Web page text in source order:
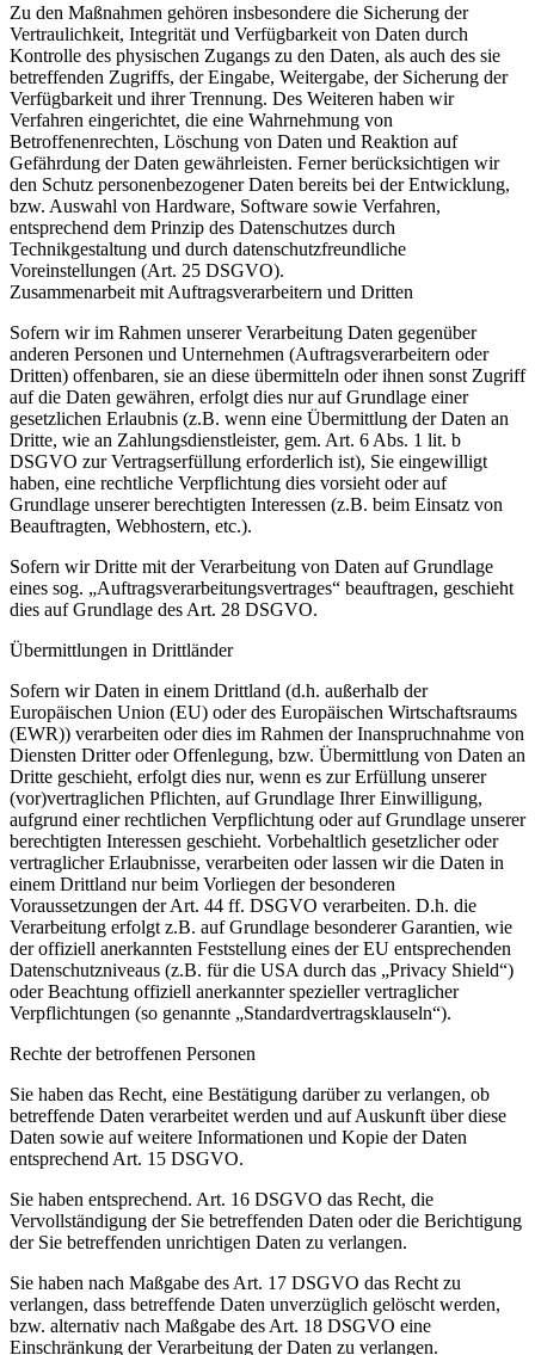
Zu den Maßnahmen gehören insbesondere die Sicherung der
Vertraulichkeit, Integrität und Verfügbarkeit von Daten durch
Kontrolle des physischen Zugangs zu den Daten, als auch des sie
betreffenden Zugriffs, der Eingabe, Weitergabe, der Sicherung der
Verfügbarkeit und ihrer Trennung. Des Weiteren haben wir
Verfahren eingerichtet, die eine Wahrnehmung von
Betroffenenrechten, Löschung von Daten und Reaktion auf
Gefährdung der Daten gewährleisten. Ferner berücksichtigen wir
den Schutz personenbezogener Daten bereits bei der Entwicklung,
bzw. Auswahl von Hardware, Software sowie Verfahren,
entsprechend dem Prinzip des Datenschutzes durch
Technikgestaltung und durch datenschutzfreundliche
Voreinstellungen (Art. 25 DSGVO).
Zusammenarbeit mit Auftragsverarbeitern und Dritten
Sofern wir im Rahmen unserer Verarbeitung Daten gegenüber
anderen Personen und Unternehmen (Auftragsverarbeitern oder
Dritten) offenbaren, sie an diese übermitteln oder ihnen sonst Zugriff
auf die Daten gewähren, erfolgt dies nur auf Grundlage einer
gesetzlichen Erlaubnis (z.B. wenn eine Übermittlung der Daten an
Dritte, wie an Zahlungsdienstleister, gem. Art. 6 Abs. 1 lit. b
DSGVO zur Vertragserfüllung erforderlich ist), Sie eingewilligt
haben, eine rechtliche Verpflichtung dies vorsieht oder auf
Grundlage unserer berechtigten Interessen (z.B. beim Einsatz von
Beauftragten, Webhostern, etc.).
Sofern wir Dritte mit der Verarbeitung von Daten auf Grundlage
eines sog. „Auftragsverarbeitungsvertrages“ beauftragen, geschieht
dies auf Grundlage des Art. 28 DSGVO.
Übermittlungen in Drittländer
Sofern wir Daten in einem Drittland (d.h. außerhalb der
Europäischen Union (EU) oder des Europäischen Wirtschaftsraums
(EWR)) verarbeiten oder dies im Rahmen der Inanspruchnahme von
Diensten Dritter oder Offenlegung, bzw. Übermittlung von Daten an
Dritte geschieht, erfolgt dies nur, wenn es zur Erfüllung unserer
(vor)vertraglichen Pflichten, auf Grundlage Ihrer Einwilligung,
aufgrund einer rechtlichen Verpflichtung oder auf Grundlage unserer
berechtigten Interessen geschieht. Vorbehaltlich gesetzlicher oder
vertraglicher Erlaubnisse, verarbeiten oder lassen wir die Daten in
einem Drittland nur beim Vorliegen der besonderen
Voraussetzungen der Art. 44 ff. DSGVO verarbeiten. D.h. die
Verarbeitung erfolgt z.B. auf Grundlage besonderer Garantien, wie
der offiziell anerkannten Feststellung eines der EU entsprechenden
Datenschutzniveaus (z.B. für die USA durch das „Privacy Shield“)
oder Beachtung offiziell anerkannter spezieller vertraglicher
Verpflichtungen (so genannte „Standardvertragsklauseln“).
Rechte der betroffenen Personen
Sie haben das Recht, eine Bestätigung darüber zu verlangen, ob
betreffende Daten verarbeitet werden und auf Auskunft über diese
Daten sowie auf weitere Informationen und Kopie der Daten
entsprechend Art. 15 DSGVO.
Sie haben entsprechend. Art. 16 DSGVO das Recht, die
Vervollständigung der Sie betreffenden Daten oder die Berichtigung
der Sie betreffenden unrichtigen Daten zu verlangen.
Sie haben nach Maßgabe des Art. 17 DSGVO das Recht zu
verlangen, dass betreffende Daten unverzüglich gelöscht werden,
bzw. alternativ nach Maßgabe des Art. 18 DSGVO eine
Einschränkung der Verarbeitung der Daten zu verlangen.